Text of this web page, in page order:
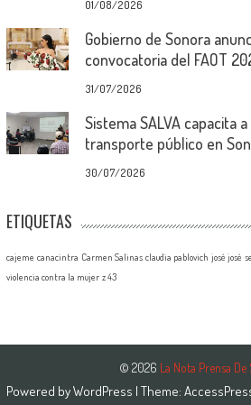
01/08/2026
Gobierno de Sonora
convocatoria del FAOT
31/07/2026
Sistema SALVA capacita
transporte público en
30/07/2026
ETIQUETAS
cajeme canacintra Carmen Salinas claudia pablovich josé josé
violencia contra la mujer z 43
© 2026 La Nota Prensa
Powered byWordPress | Theme: